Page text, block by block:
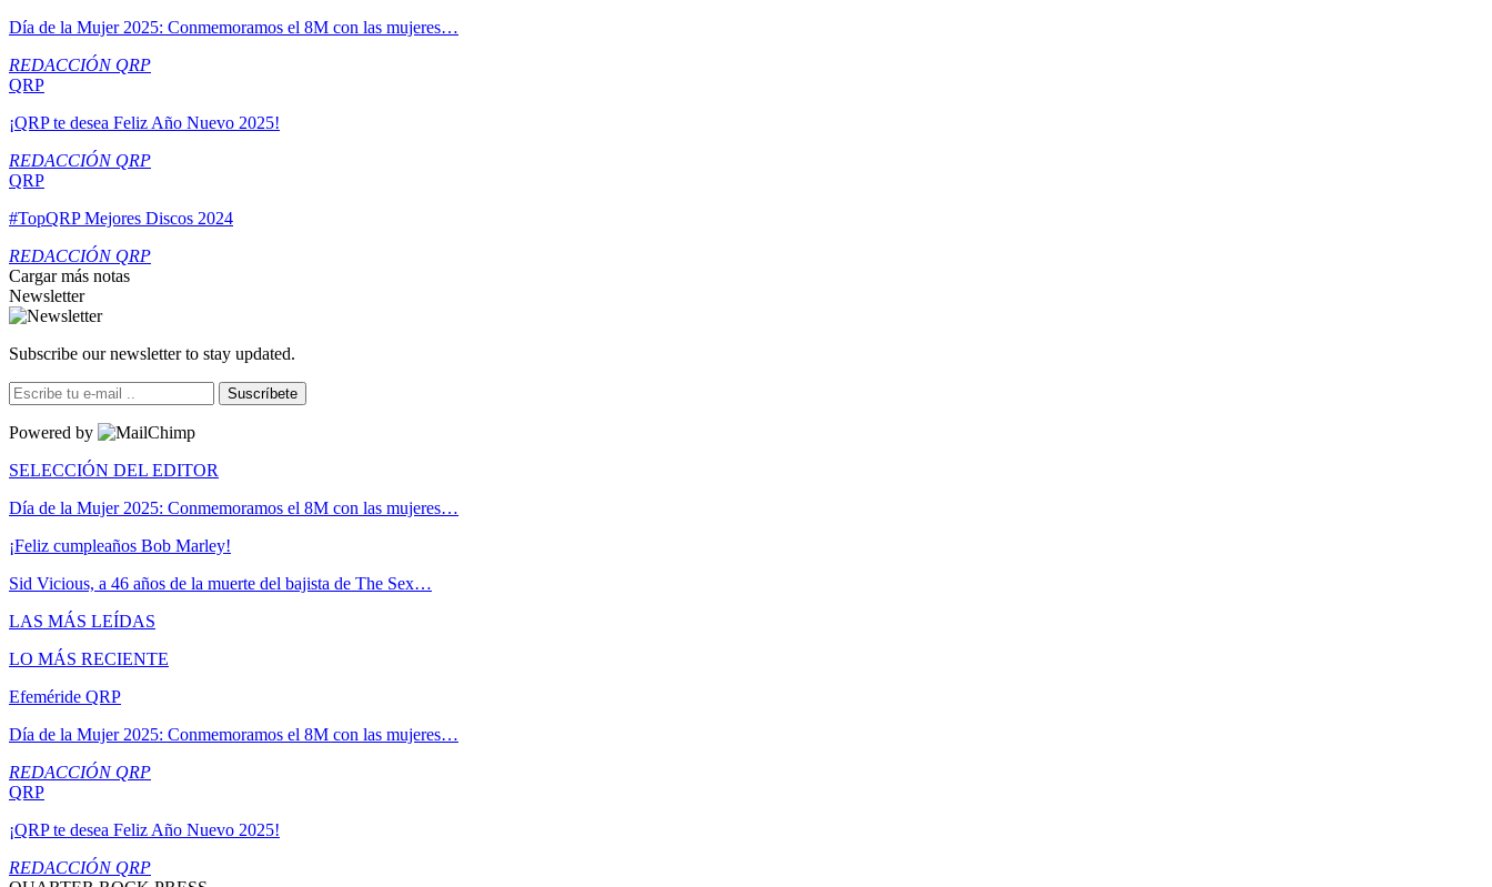
Día de la Mujer 2025: Conmemoramos el 8M con las mujeres…
REDACCIÓN QRP
QRP
¡QRP te desea Feliz Año Nuevo 2025!
REDACCIÓN QRP
QRP
#TopQRP Mejores Discos 2024
REDACCIÓN QRP
Cargar más notas
Newsletter
Subscribe our newsletter to stay updated.
Suscríbete
Powered by
SELECCIÓN DEL EDITOR
Día de la Mujer 2025: Conmemoramos el 8M con las mujeres…
¡Feliz cumpleaños Bob Marley!
Sid Vicious, a 46 años de la muerte del bajista de The Sex…
LAS MÁS LEÍDAS
LO MÁS RECIENTE
Efeméride QRP
Día de la Mujer 2025: Conmemoramos el 8M con las mujeres…
REDACCIÓN QRP
QRP
¡QRP te desea Feliz Año Nuevo 2025!
REDACCIÓN QRP